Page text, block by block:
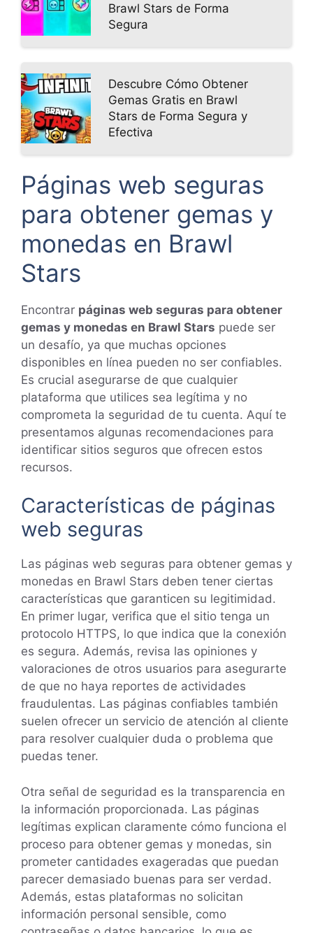
Brawl Stars de Forma
Segura
Descubre Cómo Obtener
Gemas Gratis en Brawl
Stars de Forma Segura y
Efectiva
Páginas web seguras
para obtener gemas y
monedas en Brawl
Stars
Encontrar páginas web seguras para obtener
gemas y monedas en Brawl Stars puede ser
un desafío, ya que muchas opciones
disponibles en línea pueden no ser confiables.
Es crucial asegurarse de que cualquier
plataforma que utilices sea legítima y no
comprometa la seguridad de tu cuenta. Aquí te
presentamos algunas recomendaciones para
identificar sitios seguros que ofrecen estos
recursos.
Características de páginas
web seguras
Las páginas web seguras para obtener gemas y
monedas en Brawl Stars deben tener ciertas
características que garanticen su legitimidad.
En primer lugar, verifica que el sitio tenga un
protocolo HTTPS, lo que indica que la conexión
es segura. Además, revisa las opiniones y
valoraciones de otros usuarios para asegurarte
de que no haya reportes de actividades
fraudulentas. Las páginas confiables también
suelen ofrecer un servicio de atención al cliente
para resolver cualquier duda o problema que
puedas tener.
Otra señal de seguridad es la transparencia en
la información proporcionada. Las páginas
legítimas explican claramente cómo funciona el
proceso para obtener gemas y monedas, sin
prometer cantidades exageradas que puedan
parecer demasiado buenas para ser verdad.
Además, estas plataformas no solicitan
información personal sensible, como